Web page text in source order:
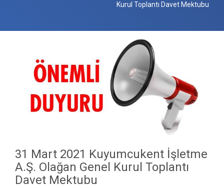
Kurul Toplantı Davet Mektubu
31 Mart 2021 Kuyumcukent İşletme
A.Ş. Olağan Genel Kurul Toplantı
Davet Mektubu